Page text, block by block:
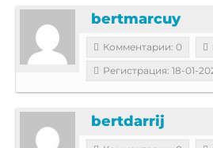
bertmarcuy
Комментарии: 0
Регистрация: 18-01-
bertdarrij